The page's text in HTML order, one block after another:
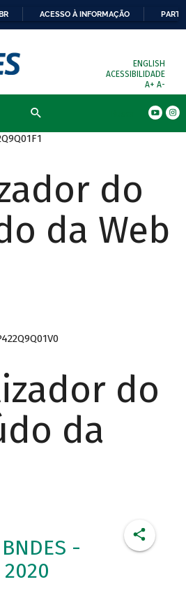
ACESSO À INFORMAÇÃO
ENGLISH
ACESSIBILIDADE
A+ A-
do
da Web
do
da
-